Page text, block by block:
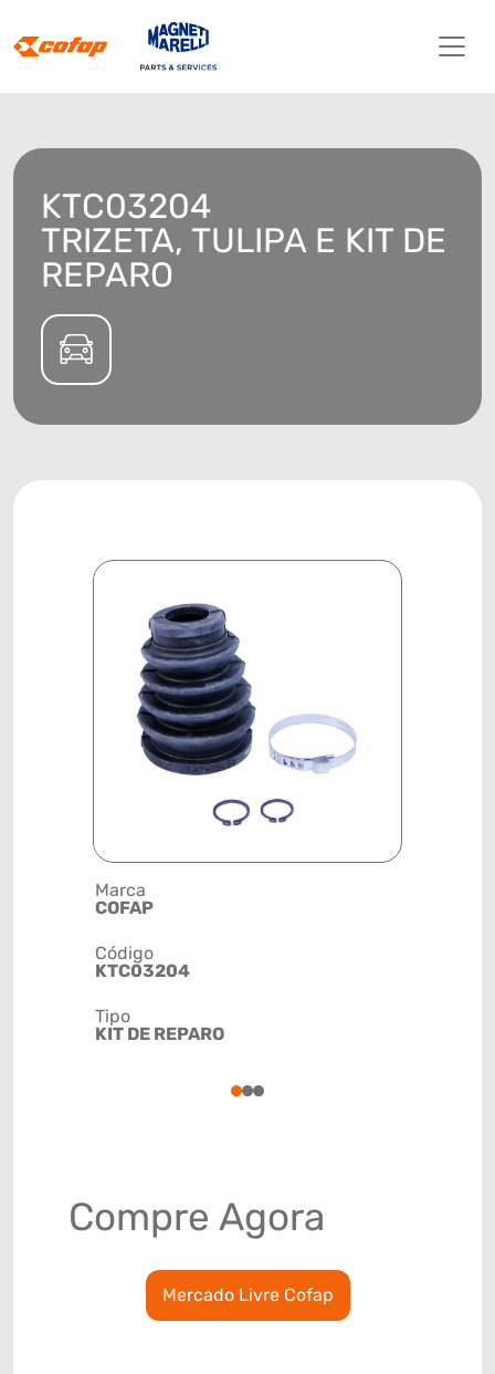
KTC03204
TRIZETA, TULIPA E KIT DE
REPARO
Marca
COFAP
Código
KTC03204
Tipo
KIT DE REPARO
123
Compre Agora
Mercado Livre Cofap